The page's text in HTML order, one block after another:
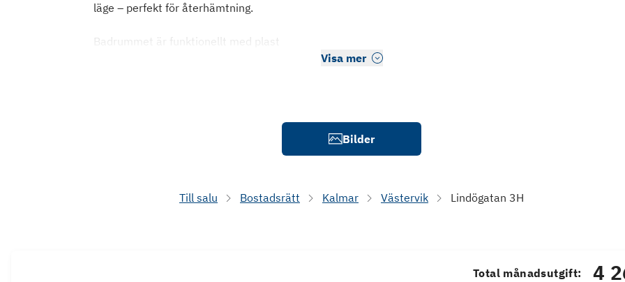
läge – perfekt för återhämtning.
Badrummet är funktionellt med plast
Visa mer
Bilder
Till salu Bostadsrätt Kalmar Västervik Lindögatan 3H
Total månadsutgift: 4